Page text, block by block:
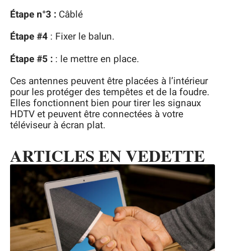
Étape n°3 : Câblé
Étape #4 : Fixer le balun.
Étape #5 : : le mettre en place.
Ces antennes peuvent être placées à l’intérieur
pour les protéger des tempêtes et de la foudre.
Elles fonctionnent bien pour tirer les signaux
HDTV et peuvent être connectées à votre
téléviseur à écran plat.
ARTICLES EN VEDETTE